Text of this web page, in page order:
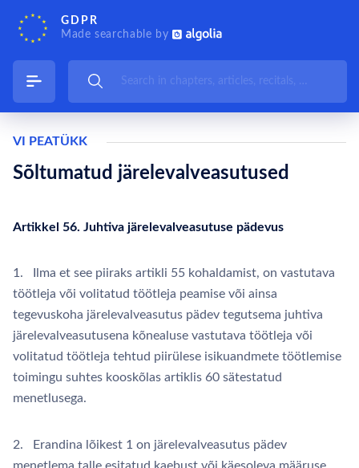
GDPR
Made searchable by
VI PEATÜKK
Sõltumatud järelevalveasutused
Artikkel 56. Juhtiva järelevalveasutuse pädevus
1. Ilma et see piiraks artikli 55 kohaldamist, on vastutava
töötleja või volitatud töötleja peamise või ainsa
tegevuskoha järelevalveasutus pädev tegutsema juhtiva
järelevalveasutusena kõnealuse vastutava töötleja või
volitatud töötleja tehtud piirülese isikuandmete töötlemise
toimingu suhtes kooskõlas artiklis 60 sätestatud
menetlusega.
2. Erandina lõikest 1 on järelevalveasutus pädev